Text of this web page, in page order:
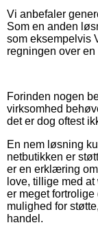
Vi anbefaler
Som en anden
som eksempelvis
regningen over en
Forinden nogen
virksomhed
det er dog oftest
En nem løsning
netbutikken er
er en erklæring
love, tillige med
er meget
mulighed for
handel.